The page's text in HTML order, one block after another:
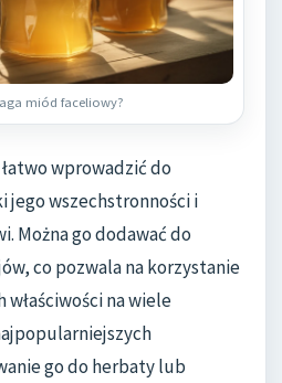
miód faceliowy?
wprowadzić do
jego wszechstronności i
Można go dodawać do
co pozwala na korzystanie
na wiele
go do herbaty lub